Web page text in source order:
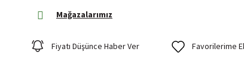
Mağazalarımız
Fiyatı Düşünce Haber Ver